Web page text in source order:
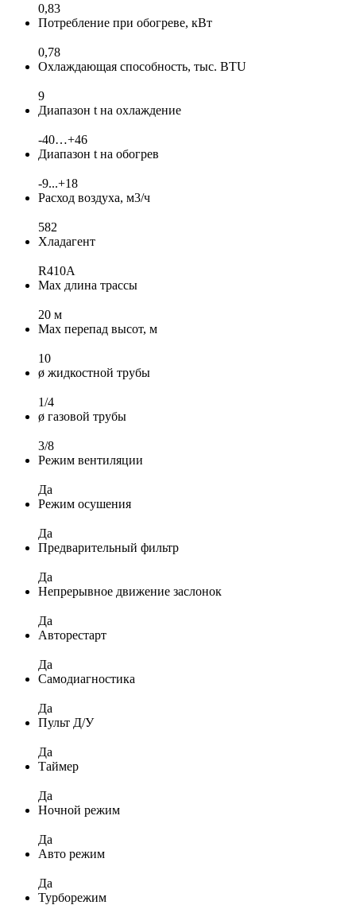
0,83
Потребление при обогреве, кВт
0,78
Охлаждающая способность, тыс. BTU
9
Диапазон t на охлаждение
-40…+46
Диапазон t на обогрев
-9...+18
Расход воздуха, м3/ч
582
Хладагент
R410A
Max длина трассы
20 м
Max перепад высот, м
10
ø жидкостной трубы
1/4
ø газовой трубы
3/8
Режим вентиляции
Да
Режим осушения
Да
Предварительный фильтр
Да
Непрерывное движение заслонок
Да
Авторестарт
Да
Самодиагностика
Да
Пульт Д/У
Да
Таймер
Да
Ночной режим
Да
Авто режим
Да
Турборежим